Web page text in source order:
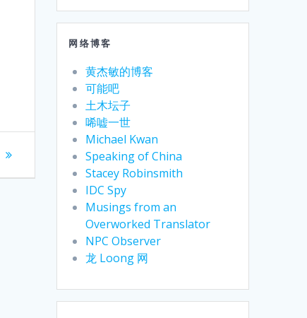
网络博客
黄杰敏的博客
可能吧
土木坛子
唏嘘一世
Michael Kwan
Speaking of China
Stacey Robinsmith
IDC Spy
Musings from an
Overworked Translator
NPC Observer
龙 Loong 网